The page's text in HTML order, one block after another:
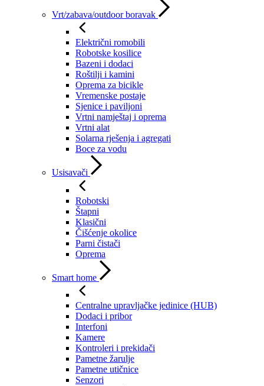
Vrt/zabava/outdoor boravak
Električni romobili
Robotske kosilice
Bazeni i dodaci
Roštilji i kamini
Oprema za bicikle
Vremenske postaje
Sjenice i paviljoni
Vrtni namještaj i oprema
Vrtni alat
Solarna rješenja i agregati
Boce za vodu
Usisavači
Robotski
Štapni
Klasični
Čišćenje okolice
Parni čistači
Oprema
Smart home
Centralne upravljačke jedinice (HUB)
Dodaci i pribor
Interfoni
Kamere
Kontroleri i prekidači
Pametne žarulje
Pametne utičnice
Senzori